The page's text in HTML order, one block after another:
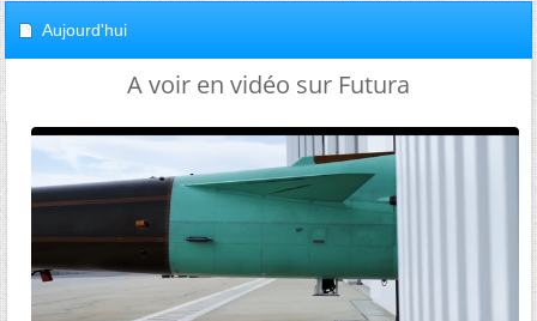
Aujourd'hui
A voir en vidéo sur Futura